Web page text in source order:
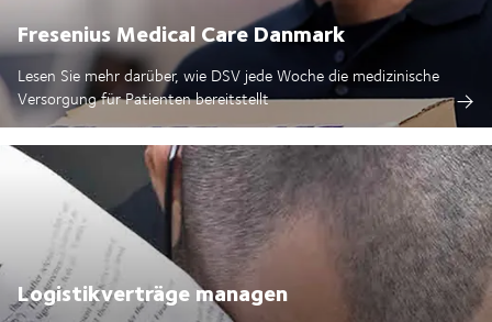
Fresenius Medical Care Danmark
Lesen Sie mehr darüber, wie DSV jede Woche die medizinische
Versorgung für Patienten bereitstellt
Logistikverträge managen